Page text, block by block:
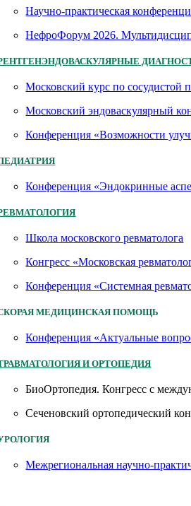
Научно-практическая
НефроФорум 2026.
Московский курс по сосудистой
Московский эндоваскулярный
Конференция «Возможности
Конференция «Эндокринные
Школа московского ревматолога
Конгресс «Московская
Конференция «Системная
МЕДИЦИНСКАЯ ПОМОЩЬ
Конференция «Актуальные
И ОРТОПЕДИЯ
БиоОртопедия. Конгресс с
Сеченовский ортопедический
Межрегиональная научно-